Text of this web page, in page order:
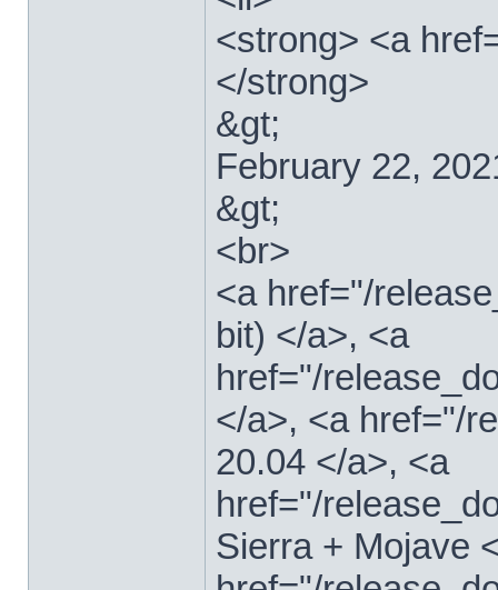
<strong> <a
</strong>
&gt;
February 22,
&gt;
<br>
<a href="/
bit) </a>, <a
href="/
</a>, <a href="/
20.04 </a>, <a
href="/
Sierra + Mojave